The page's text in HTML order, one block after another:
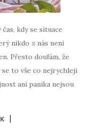
kdy se situace
nikdo z nás není
Přesto doufám, že
to vše co nejrychleji
ani panika nejsou